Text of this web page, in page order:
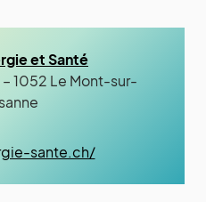
et Santé
1052 Le Mont-sur-
sante.ch/